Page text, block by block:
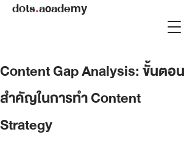
dots.academy
Content Gap Analysis: ขั้นตอน
สำคัญในการทำ Content
Strategy